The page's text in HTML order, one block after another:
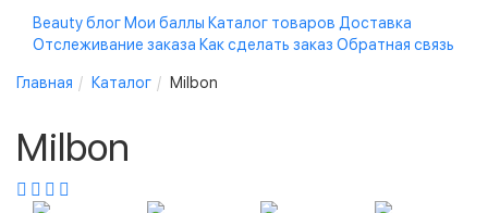
Beauty блог Мои баллы Каталог товаров Доставка
Отслеживание заказа Как сделать заказ Обратная связь
Главная Каталог Milbon
Milbon